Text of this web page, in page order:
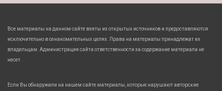
Все материалы на данном сайте взяты из открытых источников и предоставляются
исключительно в ознакомительных целях. Права на материалы принадлежат их
владельцам. Администрация сайта ответственности за содержание материала не
несет.
Если Вы обнаружили на нашем сайте материалы, которые нарушают авторские